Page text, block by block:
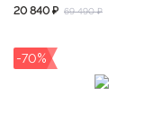
20 840 ₽ 69 490 ₽
-70%